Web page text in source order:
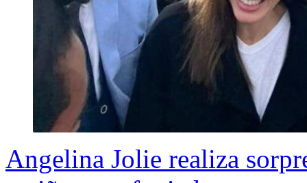
Angelina Jolie realiza